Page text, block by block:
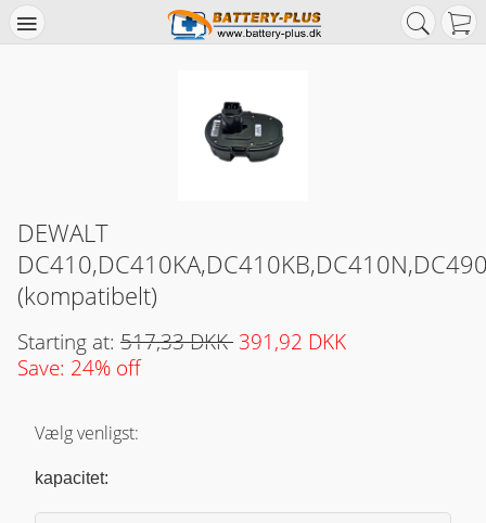
DEWALT
(kompatibelt)
Starting at: 517,33 DKK 391,92 DKK
Save: 24% off
Vælg venligst:
kapacitet: